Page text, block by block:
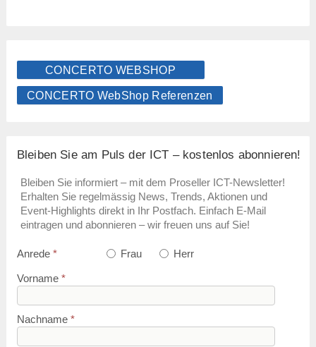
CONCERTO WEBSHOP
CONCERTO WebShop Referenzen
Bleiben Sie am Puls der ICT – kostenlos abonnieren!
Bleiben Sie informiert – mit dem Proseller ICT-Newsletter!
Erhalten Sie regelmässig News, Trends, Aktionen und
Event-Highlights direkt in Ihr Postfach. Einfach E-Mail
eintragen und abonnieren – wir freuen uns auf Sie!
Anrede * Frau Herr
Vorname *
Nachname *